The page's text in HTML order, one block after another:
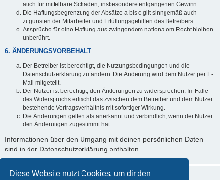
Diese Website nutzt Cookies, um dir den
auch für mittelbare Schäden, insbesondere entgangenen Gewinn.
Die Haftungsbegrenzung der Absätze a bis c gilt sinngemäß auch
zugunsten der Mitarbeiter und Erfüllungsgehilfen des Betreibers.
Ansprüche für eine Haftung aus zwingendem nationalem Recht bleiben
unberührt.
6. ÄNDERUNGSVORBEHALT
Der Betreiber ist berechtigt, die Nutzungsbedingungen und die
Datenschutzerklärung zu ändern. Die Änderung wird dem Nutzer per E-
Mail mitgeteilt.
Der Nutzer ist berechtigt, den Änderungen zu widersprechen. Im Falle
des Widerspruchs erlischt das zwischen dem Betreiber und dem Nutzer
bestehende Vertragsverhältnis mit sofortiger Wirkung.
Die Änderungen gelten als anerkannt und verbindlich, wenn der Nutzer
den Änderungen zugestimmt hat.
Informationen über den Umgang mit deinen persönlichen Daten
sind in der Datenschutzerklärung enthalten.